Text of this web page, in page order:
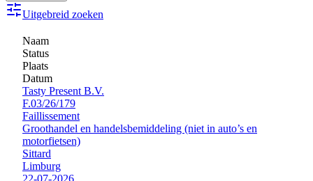
Uitgebreid zoeken
Naam
Status
Plaats
Datum
Tasty Present B.V.
F.03/26/179
Faillissement
Groothandel en handelsbemiddeling (niet in auto’s en
motorfietsen)
Sittard
Limburg
22-07-2026